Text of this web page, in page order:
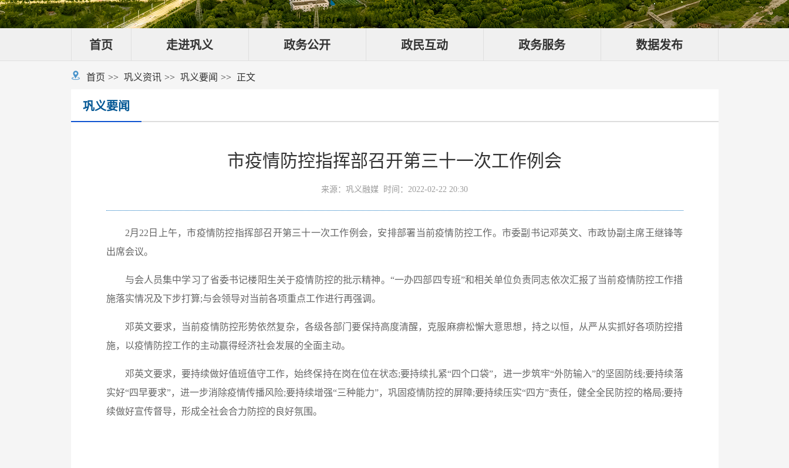
首页 走进巩义 政务公开 政民互动 政务服务 数据发布
首页 巩义资讯 巩义要闻 正文
巩义要闻
市疫情防控指挥部召开第三十一次工作例会
来源：巩义融媒 时间：2022-02-22 20:30
2月22日上午，市疫情防控指挥部召开第三十一次工作例会，安排部署当前疫情防控工作。市委副书记邓英文、市政协副主席王继锋等
出席会议。
与会人员集中学习了省委书记楼阳生关于疫情防控的批示精神。“一办四部四专班”和相关单位负责同志依次汇报了当前疫情防控工作措
施落实情况及下步打算;与会领导对当前各项重点工作进行再强调。
邓英文要求，当前疫情防控形势依然复杂，各级各部门要保持高度清醒，克服麻痹松懈大意思想，持之以恒，从严从实抓好各项防控措
施，以疫情防控工作的主动赢得经济社会发展的全面主动。
邓英文要求，要持续做好值班值守工作，始终保持在岗在位在状态;要持续扎紧“四个口袋”，进一步筑牢“外防输入”的坚固防线;要持续落
实好“四早要求”，进一步消除疫情传播风险;要持续增强“三种能力”，巩固疫情防控的屏障;要持续压实“四方”责任，健全全民防控的格局;要持
续做好宣传督导，形成全社会合力防控的良好氛围。